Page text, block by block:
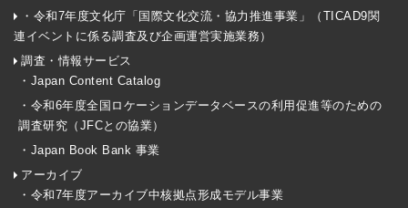
・令和7年度文化庁「国際文化交流・協力推進事業」（TICAD9関
連イベントに係る調査及び企画運営実施業務）
調査・情報サービス
・Japan Content Catalog
・令和6年度全国ロケーションデータベースの利用促進等のための
調査研究（JFCとの協業）
・Japan Book Bank 事業
アーカイブ
・令和7年度アーカイブ中核拠点形成モデル事業